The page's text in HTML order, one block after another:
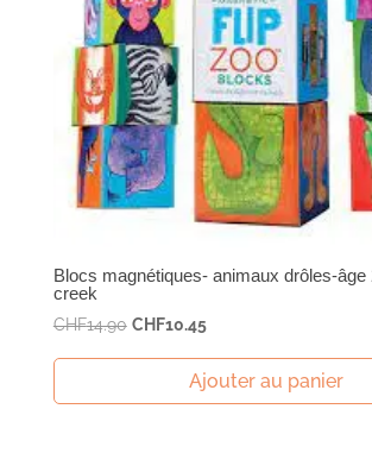
Blocs magnétiques- animaux drôles-âge
creek
CHF14.90 Le
était :
CHF10.45Le
actuel
est :
Ajouter au panier